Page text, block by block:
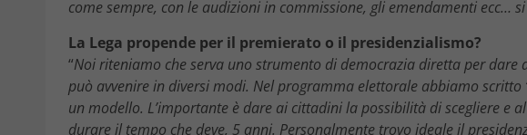
come sempre, con le audizioni in commissione, gli emendamenti ecc…
La Lega propende per il premierato o il presidenzialismo?
“Noi riteniamo che serva uno strumento di democrazia diretta per dare
può avvenire in diversi modi. Nel programma elettorale abbiamo
un modello. L’importante è dare ai cittadini la possibilità di scegliere e
durare il tempo che deve, 5 anni. Personalmente trovo ideale il